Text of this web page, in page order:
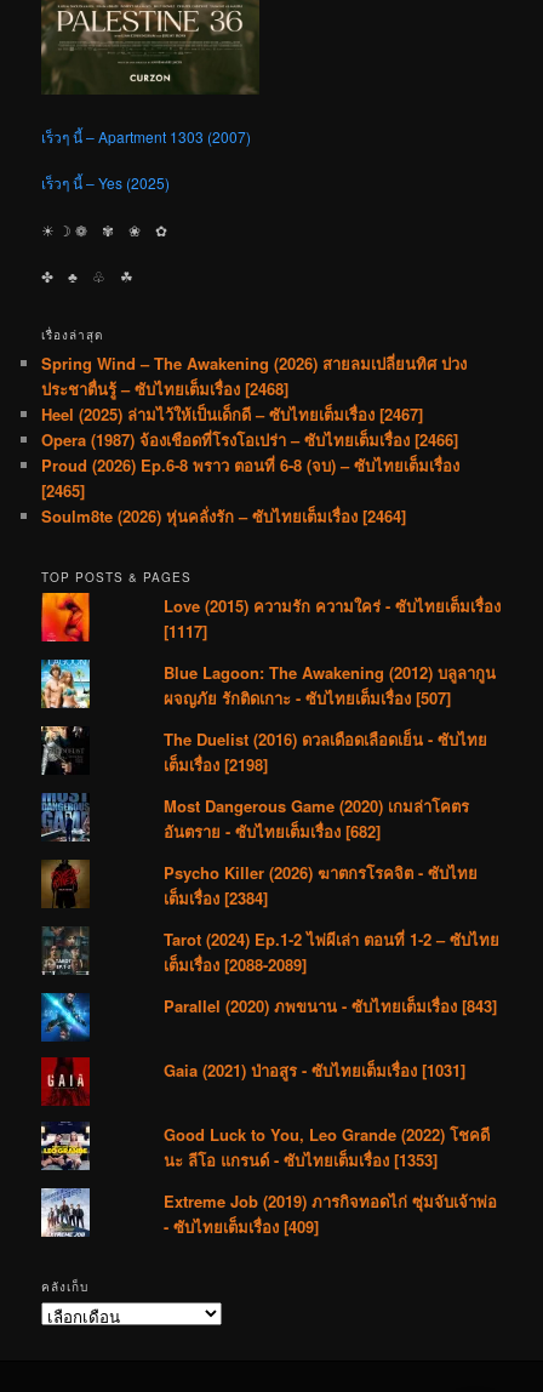
เร็วๆ นี้ – Apartment 1303 (2007)
เร็วๆ นี้ – Yes (2025)
☀︎ ☽ ❁ ✾ ❀ ✿
✤ ♣︎ ♧ ☘︎
เรื่องล่าสุด
Spring Wind – The Awakening (2026) สายลมเปลี่ยนทิศ ปวง
ประชาตื่นรู้ – ซับไทยเต็มเรื่อง [2468]
Heel (2025) ล่ามไว้ให้เป็นเด็กดี – ซับไทยเต็มเรื่อง [2467]
Opera (1987) จ้องเชือดที่โรงโอเปร่า – ซับไทยเต็มเรื่อง [2466]
Proud (2026) Ep.6-8 พราว ตอนที่ 6-8 (จบ) – ซับไทยเต็มเรื่อง
[2465]
Soulm8te (2026) หุ่นคลั่งรัก – ซับไทยเต็มเรื่อง [2464]
TOP POSTS & PAGES
Love (2015) ความรัก ความใคร่ - ซับไทยเต็มเรื่อง
[1117]
Blue Lagoon: The Awakening (2012) บลูลากูน
ผจญภัย รักติดเกาะ - ซับไทยเต็มเรื่อง [507]
The Duelist (2016) ดวลเดือดเลือดเย็น - ซับไทย
เต็มเรื่อง [2198]
Most Dangerous Game (2020) เกมล่าโคตร
อันตราย - ซับไทยเต็มเรื่อง [682]
Psycho Killer (2026) ฆาตกรโรคจิต - ซับไทย
เต็มเรื่อง [2384]
Tarot (2024) Ep.1-2 ไพ่ผีเล่า ตอนที่ 1-2 – ซับไทย
เต็มเรื่อง [2088-2089]
Parallel (2020) ภพขนาน - ซับไทยเต็มเรื่อง [843]
Gaia (2021) ป่าอสูร - ซับไทยเต็มเรื่อง [1031]
Good Luck to You, Leo Grande (2022) โชคดี
นะ ลีโอ แกรนด์ - ซับไทยเต็มเรื่อง [1353]
Extreme Job (2019) ภารกิจทอดไก่ ซุ่มจับเจ้าพ่อ
- ซับไทยเต็มเรื่อง [409]
คลังเก็บ
คลัง